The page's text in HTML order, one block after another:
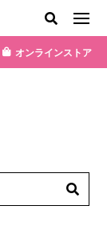
オンラインストア